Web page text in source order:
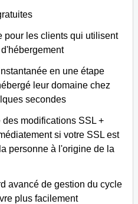
pour les clients qui utilisent
en une étape
leur domaine chez
secondes
modifications SSL +
si votre SSL est
personne à l'origine de la
avancé de gestion du cycle
plus facilement